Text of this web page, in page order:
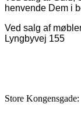
henvende Dem i
Ved salg af
Lyngbyvej 155
Store Kongensgade: